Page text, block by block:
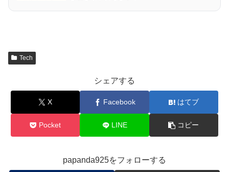
Tech
シェアする
X Facebook はてブ
Pocket LINE コピー
papanda925をフォローする